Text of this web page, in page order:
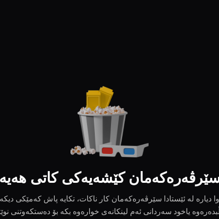
کێشەیەکی کاتی
وا دیارە لە ئێستادا سێرڤەرەکەمان کار ناکات، تکایە پاش کەمێکی دیکە
یاخود سەردانی ئەم لینکانەی خوارەوە بکە بۆ دەستکەوتنی